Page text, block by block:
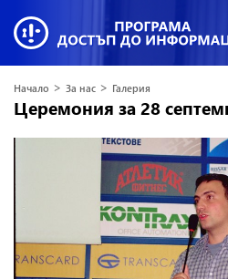
Начало > За нас > Галерия
Церемония за 28